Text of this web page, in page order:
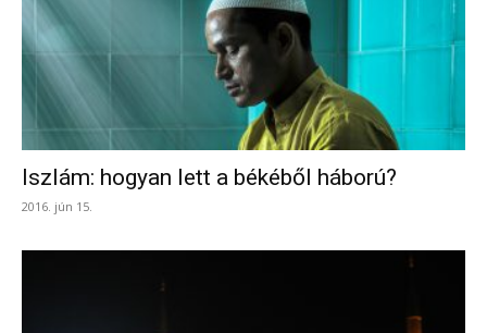
Iszlám: hogyan lett a békéből háború?
2016. jún 15.